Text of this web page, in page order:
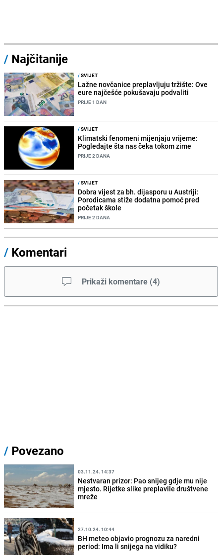
/ Najčitanije
/SVIJET
Lažne novčanice preplavljuju tržište: Ove
eure najčešće pokušavaju podvaliti
PRIJE 1 DAN
/SVIJET
Klimatski fenomeni mijenjaju vrijeme:
Pogledajte šta nas čeka tokom zime
PRIJE 2 DANA
/SVIJET
Dobra vijest za bh. dijasporu u Austriji:
Porodicama stiže dodatna pomoć pred
početak škole
PRIJE 2 DANA
/ Komentari
Prikaži komentare (4)
/ Povezano
03.11.24. 14:37
Nestvaran prizor: Pao snijeg gdje mu nije
mjesto. Rijetke slike preplavile društvene
mreže
27.10.24. 10:44
BH meteo objavio prognozu za naredni
period: Ima li snijega na vidiku?